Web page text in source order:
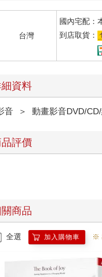
台灣
國內宅配：
到店取貨：
資料
音 ＞ 動畫影音DVD/
評價
商品
全選 加入購物車 ※